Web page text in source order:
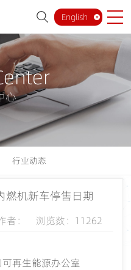
English
心
行业动态
燃机新车停售日期
者： 浏览数：11262
再生能源办公室